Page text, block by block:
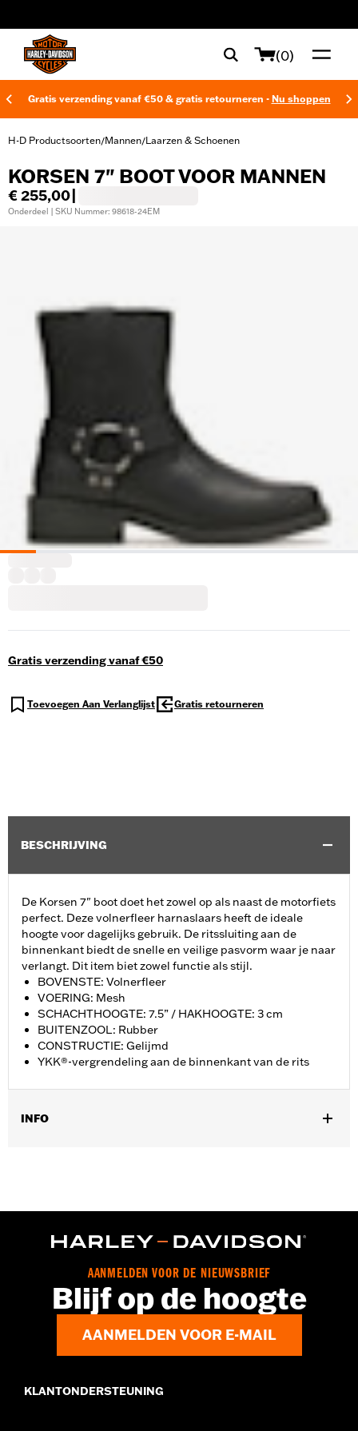
(0)
Gratis verzending vanaf €50 & gratis retourneren - Nu shoppen
H-D Productsoorten/Mannen/Laarzen & Schoenen
KORSEN 7" BOOT VOOR MANNEN
€ 255,00
Onderdeel | SKU Nummer: 98618-24EM
Gratis verzending vanaf €50
Toevoegen Aan Verlanglijst Gratis retourneren
BESCHRIJVING
De Korsen 7" boot doet het zowel op als naast de motorfiets
perfect. Deze volnerfleer harnaslaars heeft de ideale
hoogte voor dagelijks gebruik. De ritssluiting aan de
binnenkant biedt de snelle en veilige pasvorm waar je naar
verlangt. Dit item biet zowel functie als stijl.
BOVENSTE: Volnerfleer
VOERING: Mesh
SCHACHTHOOGTE: 7.5” / HAKHOOGTE: 3 cm
BUITENZOOL: Rubber
CONSTRUCTIE: Gelijmd
YKK®-vergrendeling aan de binnenkant van de rits
INFO
www.h-d.com/warrantyvoor meer info
Herkomst: Geïmporteerd
HAKHOOGTE: 3 cmAANMELDEN VOOR DE NIEUWSBRIEF
Blijf op de hoogte
AANMELDEN VOOR E-MAIL
KLANTONDERSTEUNING